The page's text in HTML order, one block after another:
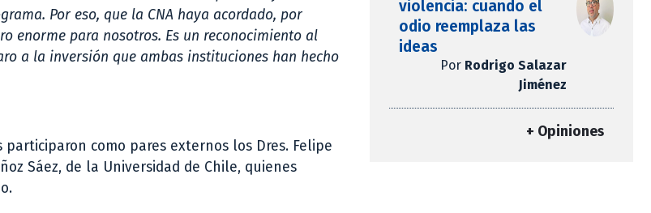
Por eso, que la CNA haya acordado, por
enorme para nosotros. Es un reconocimiento al
a la inversión que ambas instituciones han hecho
como pares externos los Dres. Felipe
Sáez, de la Universidad de Chile, quienes
violencia: cuando el
odio reemplaza las
ideas
Por Rodrigo Salazar
Jiménez
+ Opiniones